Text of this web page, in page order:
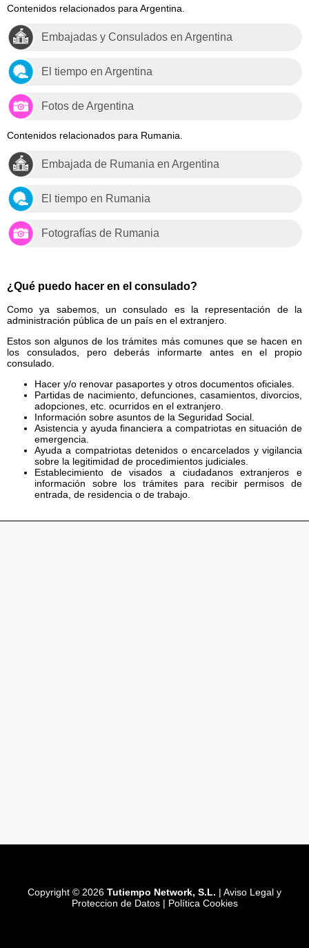
Contenidos relacionados para Argentina.
Embajadas y Consulados en Argentina
El tiempo en Argentina
Fotos de Argentina
Contenidos relacionados para Rumania.
Embajada de Rumania en Argentina
El tiempo en Rumania
Fotografías de Rumania
¿Qué puedo hacer en el consulado?
Como ya sabemos, un consulado es la representación de la
administración pública de un país en el extranjero.
Estos son algunos de los trámites más comunes que se hacen en
los consulados, pero deberás informarte antes en el propio
consulado.
Hacer y/o renovar pasaportes y otros documentos oficiales.
Partidas de nacimiento, defunciones, casamientos, divorcios,
adopciones, etc. ocurridos en el extranjero.
Información sobre asuntos de la Seguridad Social.
Asistencia y ayuda financiera a compatriotas en situación de
emergencia.
Ayuda a compatriotas detenidos o encarcelados y vigilancia
sobre la legitimidad de procedimientos judiciales.
Establecimiento de visados a ciudadanos extranjeros e
información sobre los trámites para recibir permisos de
entrada, de residencia o de trabajo.
Copyright © 2026 Tutiempo Network, S.L. | Aviso Legal y
Proteccion de Datos| Política Cookies